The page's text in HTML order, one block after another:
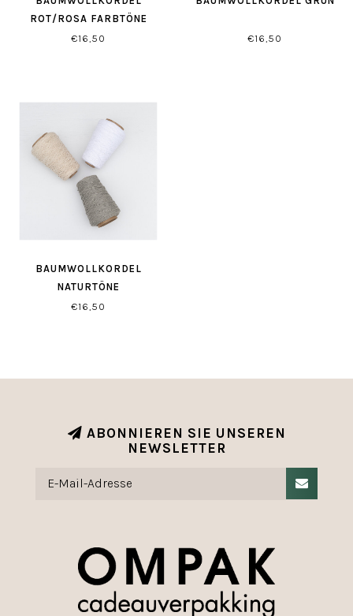
ROT/ROSA FARBTÖNE
€16,50
€16,50
BAUMWOLLKORDEL
NATURTÖNE
€16,50
ABONNIEREN SIE UNSEREN
NEWSLETTER